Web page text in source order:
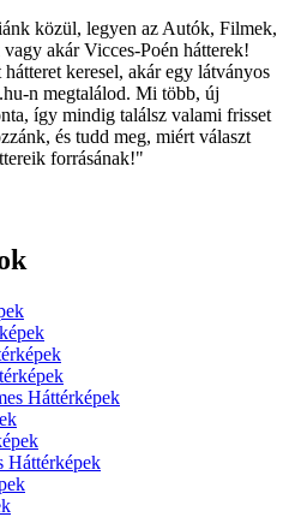
közül, legyen az Autók, Filmek,
akár Vicces-Poén hátterek!
keresel, akár egy látványos
n megtalálod. Mi több, új
így mindig találsz valami frisset
és tudd meg, miért választ
forrásának!"
Háttérképek
Háttérképek